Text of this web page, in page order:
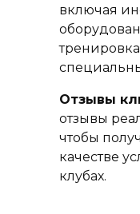
включая
Отзывы
отзывы
чтобы
качестве
клубах.